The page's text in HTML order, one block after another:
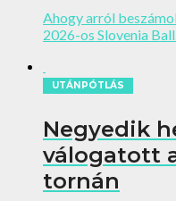
Ahogy arról
2026-os Slovenia
UTÁNPÓTLÁS
Negyedik
válogatott
tornán